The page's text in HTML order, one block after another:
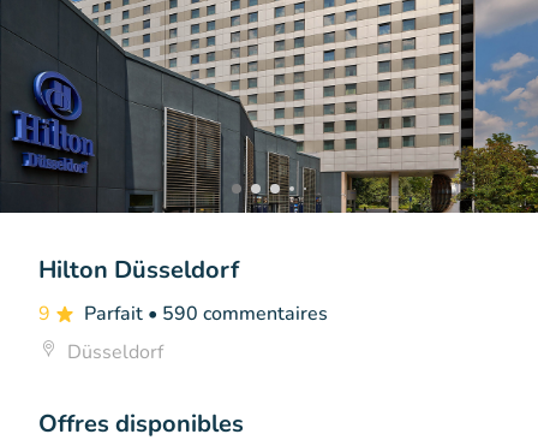
Hilton Düsseldorf
9 Parfait • 590 commentaires
Düsseldorf
Offres disponibles